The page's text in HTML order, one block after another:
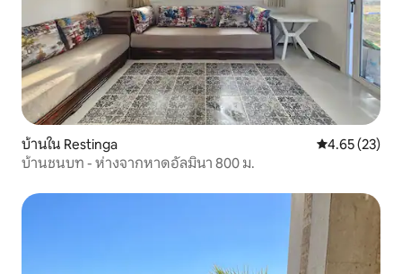
บ้านใน Restinga คะแนนเฉลี่ย
4.65 (23)
บ้านชนบท - ห่างจากหาดอัลมินา 800 ม.